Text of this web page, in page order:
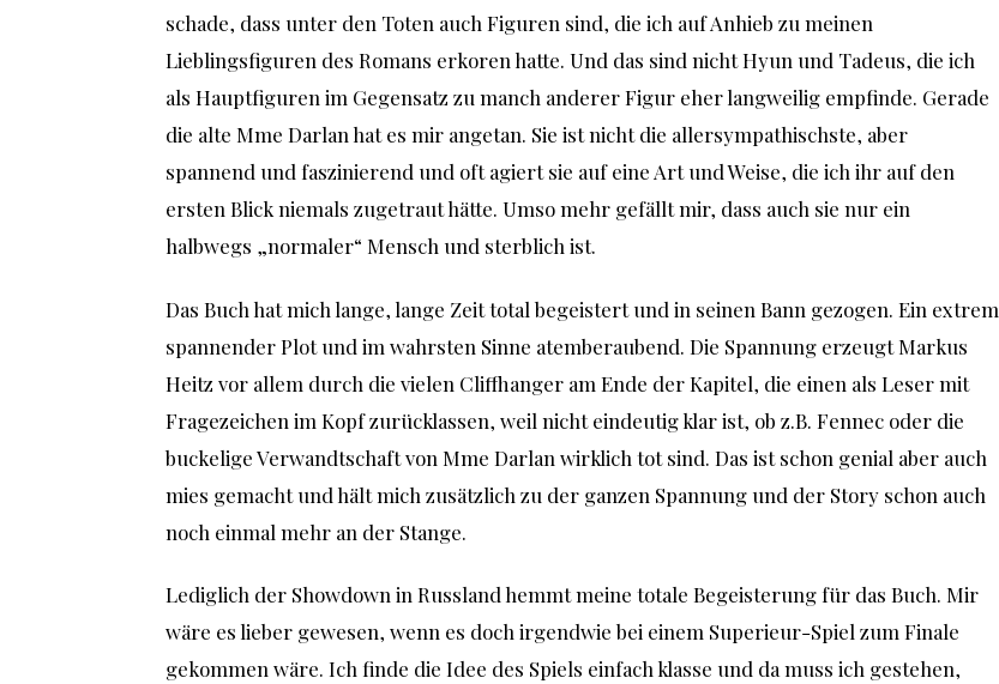
schade, dass unter den Toten auch Figuren sind, die ich auf Anhieb zu meinen
Lieblingsfiguren des Romans erkoren hatte. Und das sind nicht Hyun und Tadeus, die ich
als Hauptfiguren im Gegensatz zu manch anderer Figur eher langweilig empfinde. Gerade
die alte Mme Darlan hat es mir angetan. Sie ist nicht die allersympathischste, aber
spannend und faszinierend und oft agiert sie auf eine Art und Weise, die ich ihr auf den
ersten Blick niemals zugetraut hätte. Umso mehr gefällt mir, dass auch sie nur ein
halbwegs „normaler“ Mensch und sterblich ist.
Das Buch hat mich lange, lange Zeit total begeistert und in seinen Bann gezogen. Ein extrem
spannender Plot und im wahrsten Sinne atemberaubend. Die Spannung erzeugt Markus
Heitz vor allem durch die vielen Cliffhanger am Ende der Kapitel, die einen als Leser mit
Fragezeichen im Kopf zurücklassen, weil nicht eindeutig klar ist, ob z.B. Fennec oder die
buckelige Verwandtschaft von Mme Darlan wirklich tot sind. Das ist schon genial aber auch
mies gemacht und hält mich zusätzlich zu der ganzen Spannung und der Story schon auch
noch einmal mehr an der Stange.
Lediglich der Showdown in Russland hemmt meine totale Begeisterung für das Buch. Mir
wäre es lieber gewesen, wenn es doch irgendwie bei einem Superieur-Spiel zum Finale
gekommen wäre. Ich finde die Idee des Spiels einfach klasse und da muss ich gestehen,